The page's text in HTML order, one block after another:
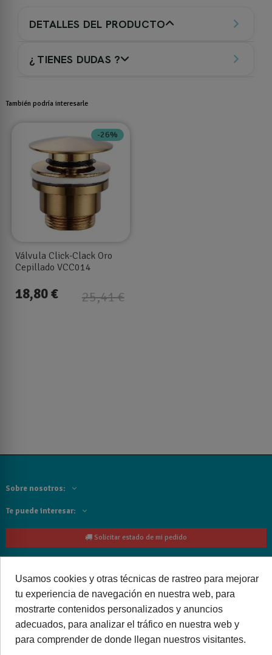
DETALLES DEL PRODUCTO
¿ TIENES DUDAS ?
También podría interesarle
-26%
Válvula Click-Clack Oro
Cepillado VCC014
25,41 €
18,80 €
Sobre nosotros:
Te puede interesar:
Solicitar estado de mi pedido
Usamos cookies y otras técnicas de rastreo para mejorar
tu experiencia de navegación en nuestra web, para
mostrarte contenidos personalizados y anuncios
adecuados, para analizar el tráfico en nuestra web y
para comprender de donde llegan nuestros visitantes.